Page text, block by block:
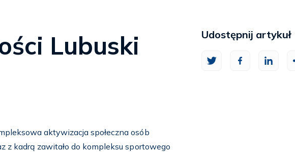
Lubuski
aktywizacja społeczna osób
z kadrą zawitało do kompleksu sportowego
Udostępnij artykuł